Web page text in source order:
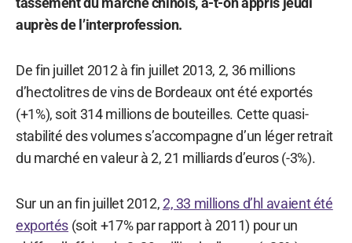
auprès de l’interprofession.
De fin juillet 2012 à fin juillet 2013, 2, 36 millions
d’hectolitres de vins de Bordeaux ont été exportés
(+1%), soit 314 millions de bouteilles. Cette quasi-
stabilité des volumes s’accompagne d’un léger retrait
du marché en valeur à 2, 21 milliards d’euros (-3%).
Sur un an fin juillet 2012,2, 33 millions d’hl avaient été
exportés (soit +17% par rapport à 2011) pour un